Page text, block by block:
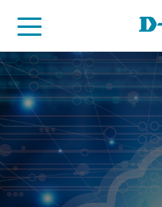
Dla Domu
Dla Firm
Dla Przemysłu
Gdzie Kupić
Wsparcie
Materiały
Partnerzy